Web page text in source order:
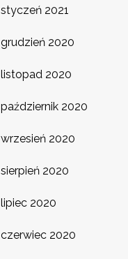
styczeń 2021
grudzień 2020
listopad 2020
październik 2020
wrzesień 2020
sierpień 2020
lipiec 2020
czerwiec 2020